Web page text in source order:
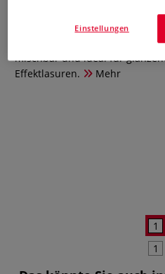
0
Acryl-Gel mit schimmerndem
mischbar und ideal für
Effektlasuren.
Mehr
Einstellungen